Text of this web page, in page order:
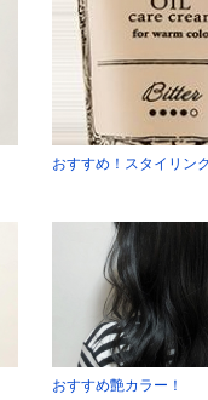
おすすめ！スタイリン
おすすめ艶カラー！